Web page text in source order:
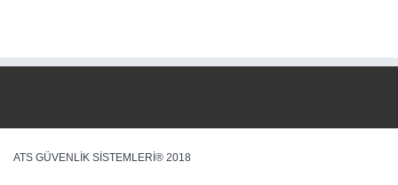
ATS GÜVENLİK SİSTEMLERİ® 2018